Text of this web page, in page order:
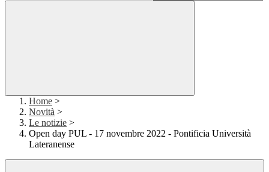
Home >
Novità >
Le notizie >
Open day PUL - 17 novembre 2022 - Pontificia Università
Lateranense